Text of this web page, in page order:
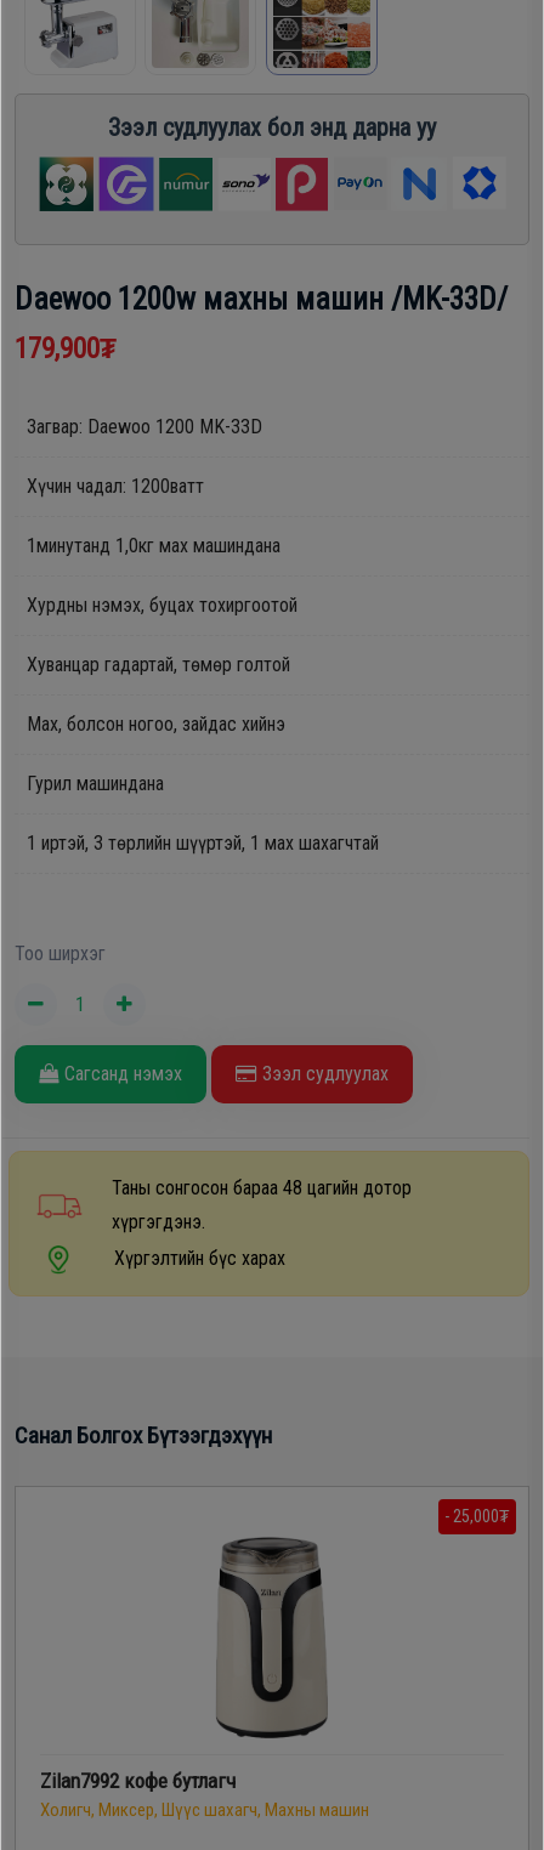
Хөргөгч,
Хөлдөөгч
Плитк,
Шарах
шүүгээ
Тавилга
Эйр
кондишн
ГАР
Apple
Infinix
Huawei
Цаг
Дагалдах
Зээл судлуулах бол энд дарна уу
Daewoo 1200w махны машин /MK-33D/
179,900₮
Загвар: Daewoo 1200 MK-33D
Хүчин чадал: 1200ватт
1минутанд 1,0кг мах машиндана
Хурдны нэмэх, буцах тохиргоотой
Хуванцар гадартай, төмөр голтой
Мах, болсон ногоо, зайдас хийнэ
Гурил машиндана
1 иртэй, 3 төрлийн шүүртэй, 1 мах шахагчтай
Тоо ширхэг
Сагсанд нэмэх Зээл судлуулах
Таны сонгосон бараа 48 цагийн дотор
хүргэгдэнэ.
Хүргэлтийн бүс харах
Санал Болгох Бүтээгдэхүүн
- 25,000₮
Zilan7992 кофе бутлагч
Холигч, Миксер, Шүүс шахагч, Махны машин